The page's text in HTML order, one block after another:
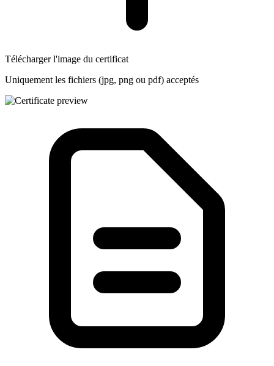
Télécharger l'image du certificat
Uniquement les fichiers (jpg, png ou pdf) acceptés